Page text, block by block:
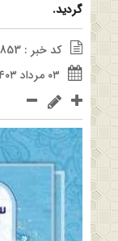
گردید.
کد خبر : 2853
۰۳ مرداد ۱۴۰۳ - ۱۸:۱۸